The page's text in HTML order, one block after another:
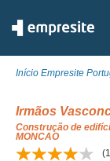
Início Empresite
Irmãos
Construção de
MONCAO
(1